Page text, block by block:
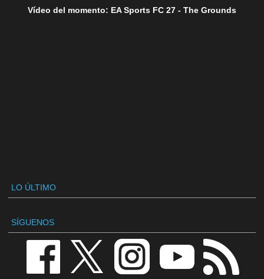
Vídeo del momento: EA Sports FC 27 - The Grounds
LO ÚLTIMO
SÍGUENOS